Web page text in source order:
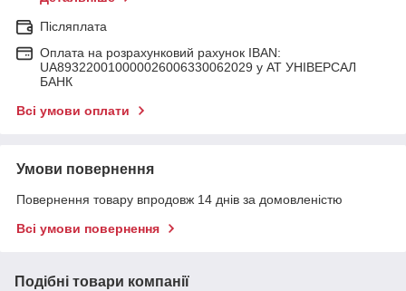
Післяплата
Оплата на розрахунковий рахунок IBAN:
UA893220010000026006330062029 у АТ УНІВЕРСАЛ
БАНК
Всі умови оплати
Умови повернення
Повернення товару впродовж 14 днів за домовленістю
Всі умови повернення
Подібні товари компанії